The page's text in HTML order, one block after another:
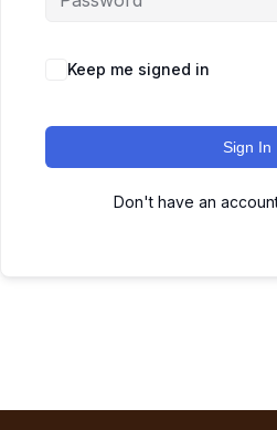
Keep me signed in
Sign In
Don't have an